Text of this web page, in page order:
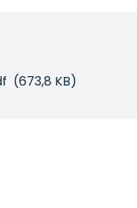
(673,8 KB)